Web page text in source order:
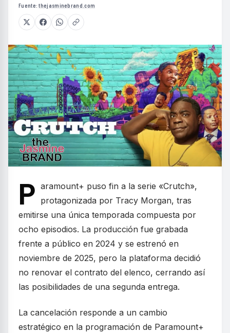
Fuente:thejasminebrand.com
P aramount+ puso fin a la serie «Crutch»,
protagonizada por Tracy Morgan, tras
emitirse una única temporada compuesta por
ocho episodios. La producción fue grabada
frente a público en 2024 y se estrenó en
noviembre de 2025, pero la plataforma decidió
no renovar el contrato del elenco, cerrando así
las posibilidades de una segunda entrega.
La cancelación responde a un cambio
estratégico en la programación de Paramount+